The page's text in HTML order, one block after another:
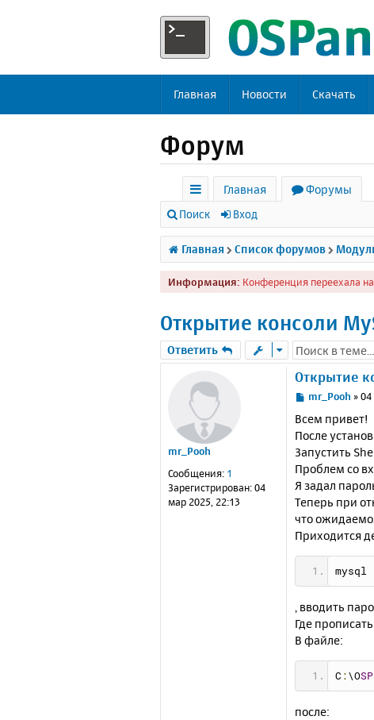
Главная Новости Скачать
Форум
с
ы
л
к
Главная
Форумы
Поиск Вход
Главная Список форумов
Информация: Конференция переехала на
Открытие консоли
Ответить
mr_Pooh
Сообщения: 1
Зарегистрирован:04
мар 2025, 22:13
Открытие
С
о
б
щ
е
н
е
mr_Pooh »04
Всем привет!
После
Запустить
Проблем со
Я задал
Теперь при
что
Приходится
mysql
, вводить
Где
В файле:
C : \O
после: